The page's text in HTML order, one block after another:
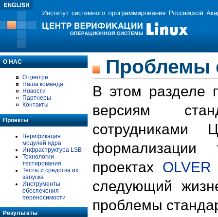
О НАС
О центре
Наша команда
Новости
Партнеры
Контакты
Проекты
Верификация
модулей ядра
Инфраструктура LSB
Технологии
тестирования
Тесты и средства их
запуска
Инструменты
обеспечения
переносимости
Результаты
Проблемы
В этом разделе
версиям
формализации
проектах OLVER
следующий
проблемы